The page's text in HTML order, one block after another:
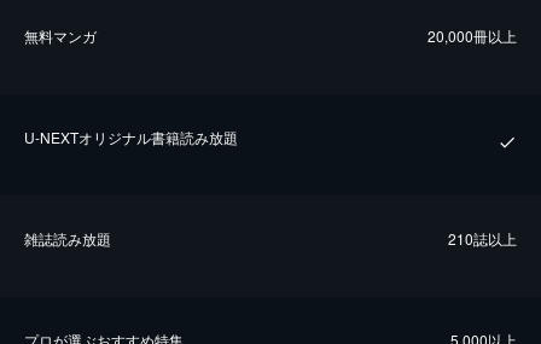
無料マンガ 20,000冊以上
U-NEXTオリジナル書籍読み放題
雑誌読み放題 210誌以上
プロが選ぶおすすめ特集 5,000以上